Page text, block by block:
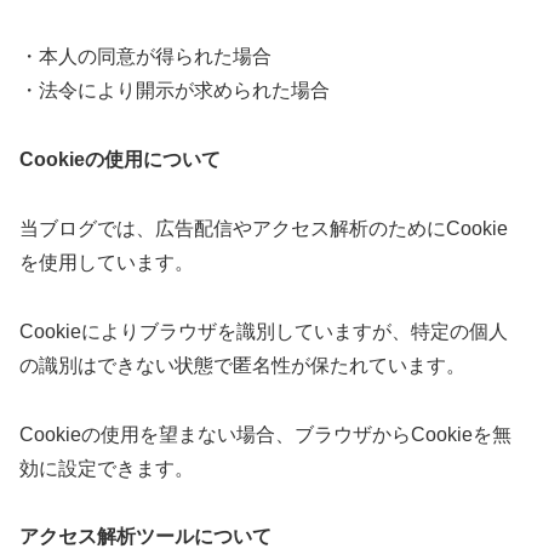
・本人の同意が得られた場合
・法令により開示が求められた場合
Cookieの使用について
当ブログでは、広告配信やアクセス解析のためにCookie
を使用しています。
Cookieによりブラウザを識別していますが、特定の個人
の識別はできない状態で匿名性が保たれています。
Cookieの使用を望まない場合、ブラウザからCookieを無
効に設定できます。
アクセス解析ツールについて